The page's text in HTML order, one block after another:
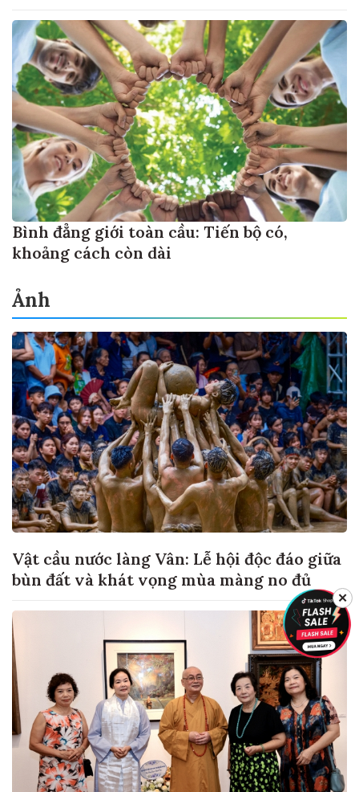
Bình đẳng giới toàn cầu: Tiến bộ có,
khoảng cách còn dài
Ảnh
Vật cầu nước làng Vân: Lễ hội độc đáo giữa
bùn đất và khát vọng mùa màng no đủ
✕